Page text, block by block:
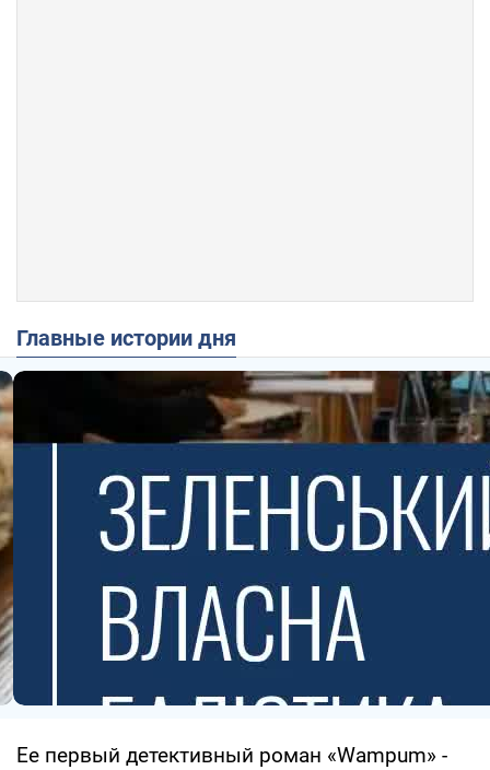
Главные истории дня
Ее первый детективный роман «Wampum» -